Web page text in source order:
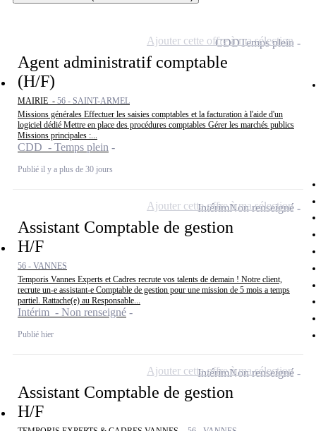
Agent administratif comptable
(H/F)
MAIRIE - 56 - SAINT-ARMEL
Missions générales Effectuer les saisies comptables et la facturation à l'aide d'un
logiciel dédié Mettre en place des procédures comptables Gérer les marchés publics
Missions principales :...
CDD - Temps plein
Publié il y a plus de 30 jours
CDDTemps plein
Ajouter cette offre à ma sélection
Assistant Comptable de gestion
H/F
56 - VANNES
Temporis Vannes Experts et Cadres recrute vos talents de demain ! Notre client,
recrute un-e assistant-e Comptable de gestion pour une mission de 5 mois a temps
partiel. Rattache(e) au Responsable...
Intérim - Non renseigné
Publié hier
IntérimNon renseigné
Ajouter cette offre à ma sélection
Assistant Comptable de gestion
H/F
IntérimNon renseigné
Ajouter cette offre à ma sélection